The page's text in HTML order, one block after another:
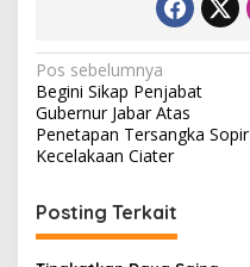
N
a
v
g
a
Pos sebelumnya
Begini Sikap Penjabat
Gubernur Jabar Atas
Penetapan Tersangka Sopir
Kecelakaan Ciater
Posting Terkait